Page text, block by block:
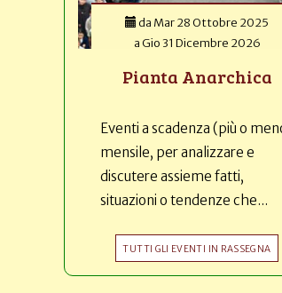
da Mar 28 Ottobre 2025
aGio 31 Dicembre 2026
Pianta Anarchica
Eventi a scadenza (più o
mensile, per analizzare e
discutere assieme fatti,
situazioni o tendenze che...
TUTTI GLI EVENTI IN RASSEGNA